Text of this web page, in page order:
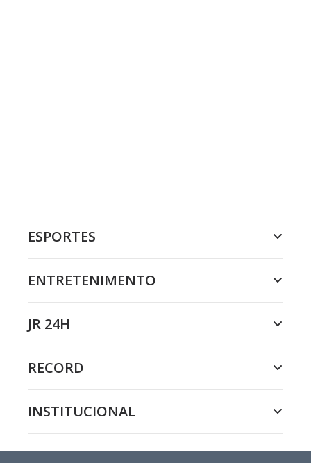
ESPORTES
ENTRETENIMENTO
JR 24H
RECORD
INSTITUCIONAL